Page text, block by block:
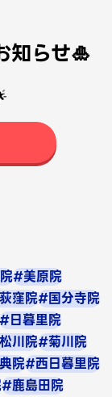
知らせ🎍
#美原院
窪院#国分寺院
#日暮里院
川院#菊川院
院#西日暮里院
#鹿島田院